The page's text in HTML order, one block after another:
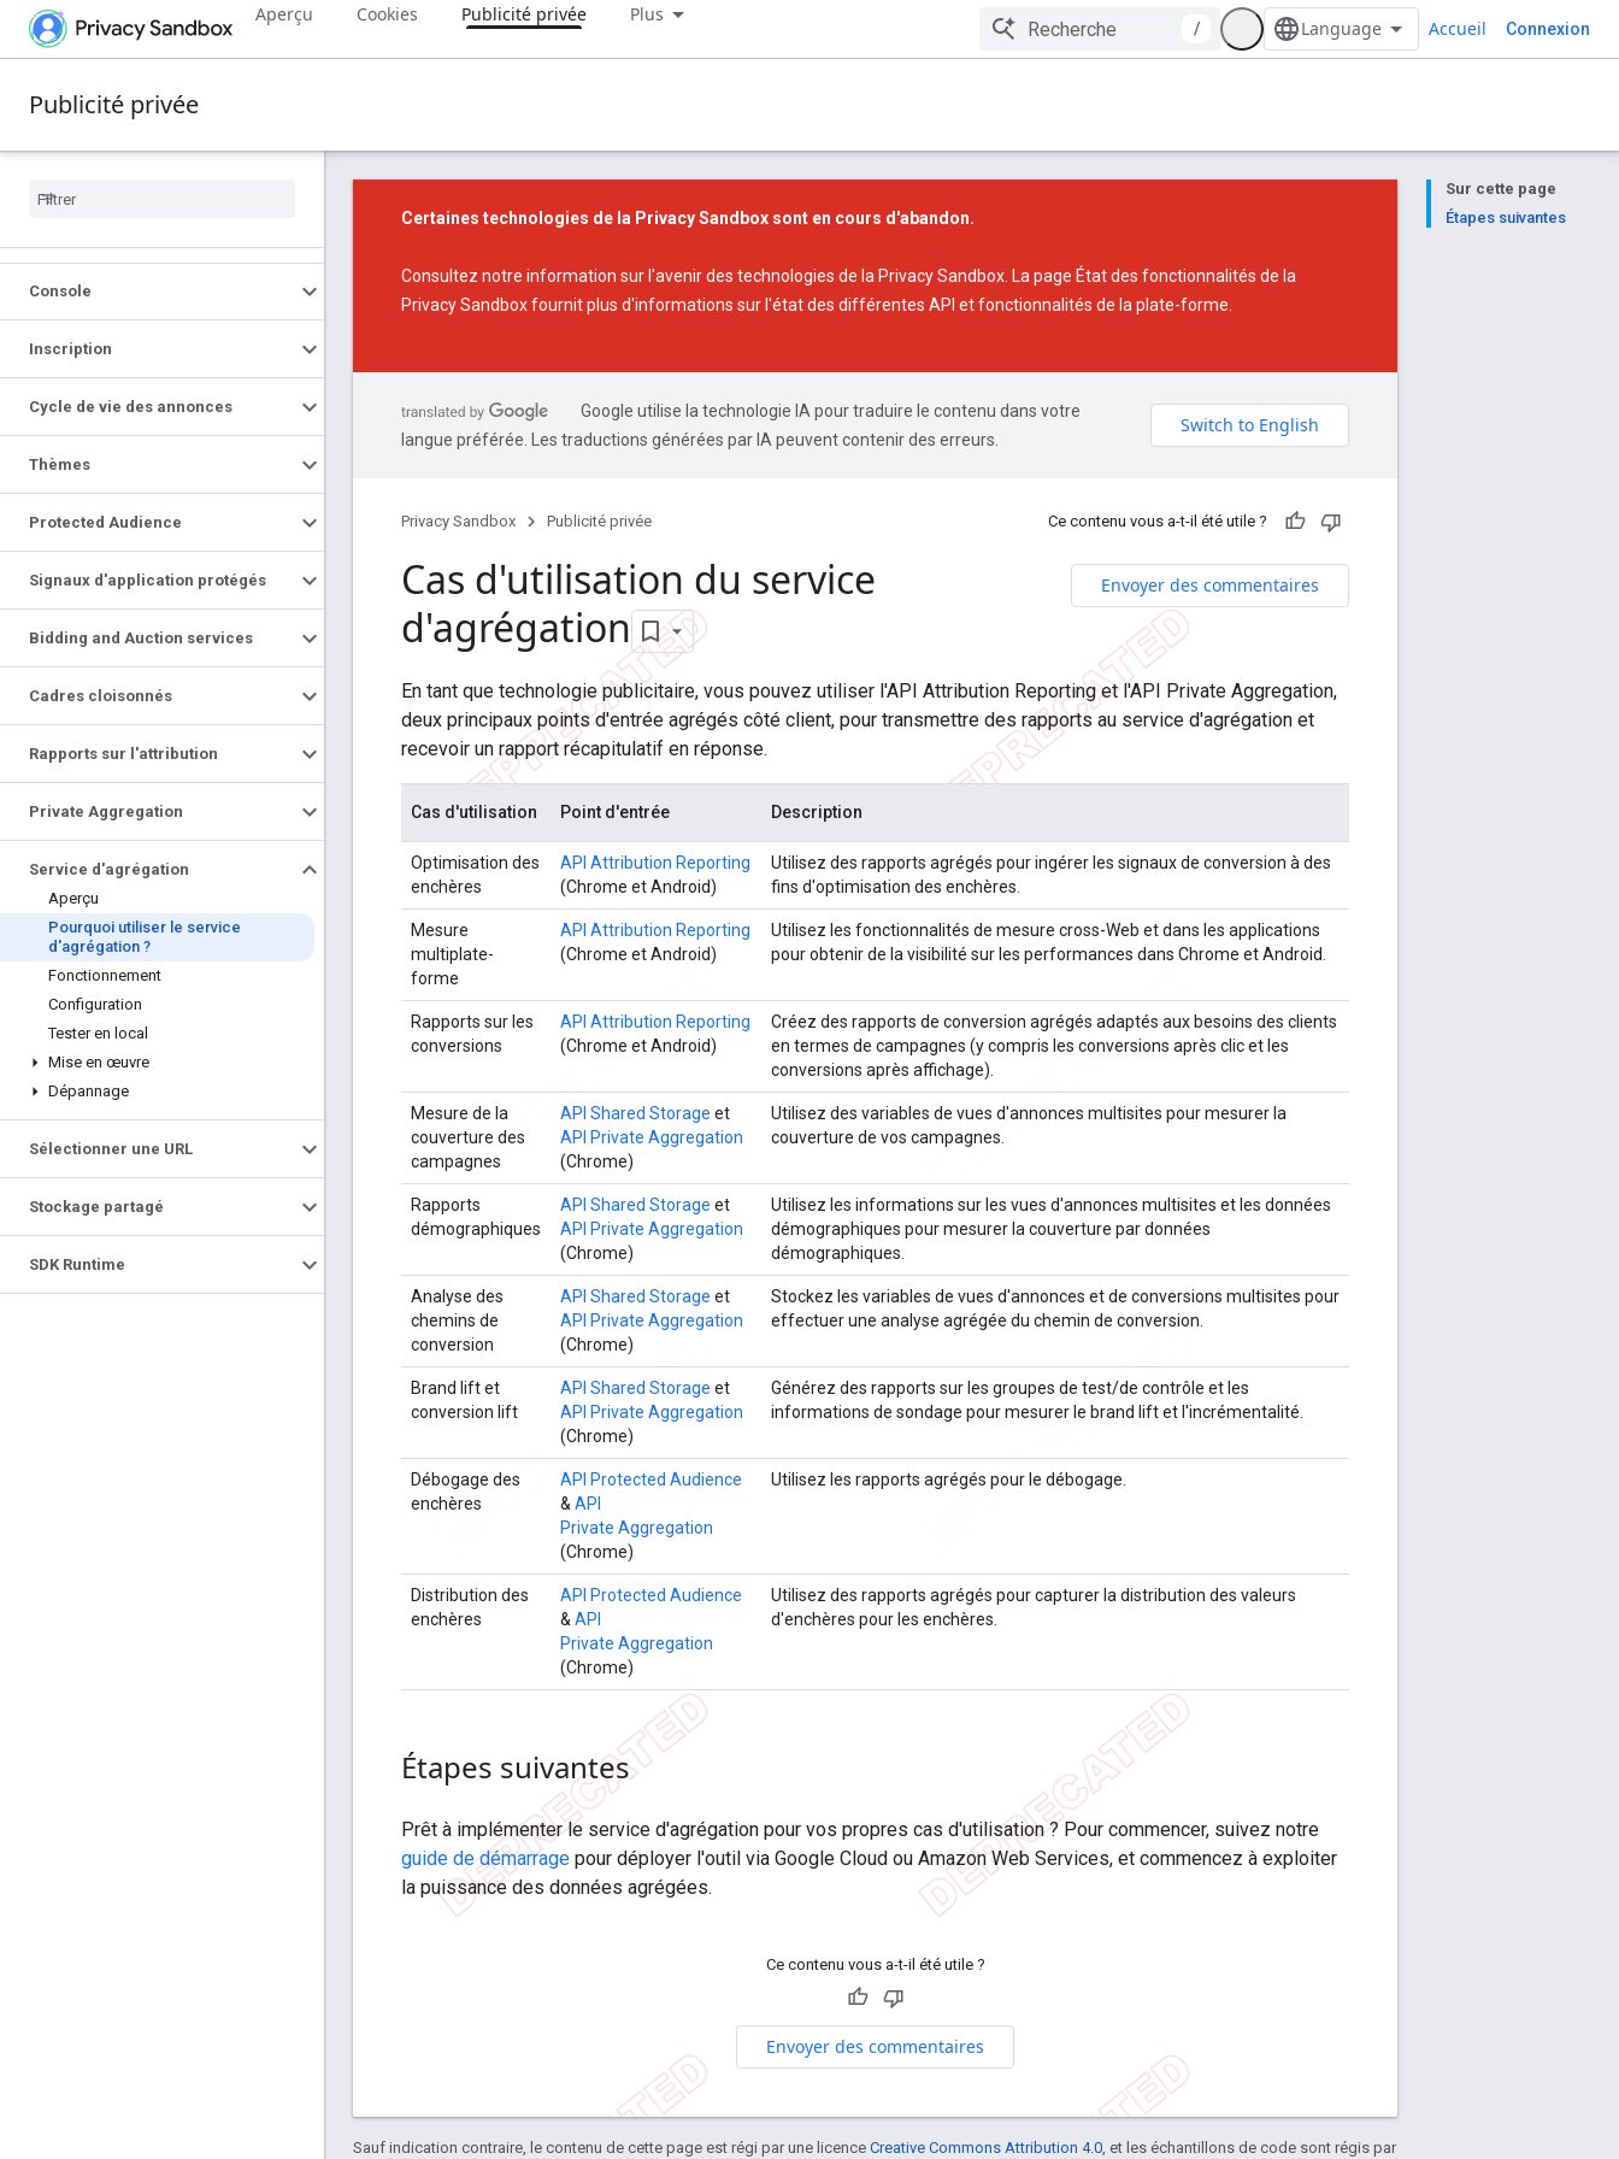
Aperçu Cookies Publicité privée Plus
/ Accueil Connexion
Publicité privée
Console
Inscription
Cycle de vie des annonces
Thèmes
Protected Audience
Signaux d'application protégés
Bidding and Auction services
Cadres cloisonnés
Rapports sur l'attribution
Private Aggregation
Service d'agrégation
Aperçu
Pourquoi utiliser le service
d'agrégation ?
Fonctionnement
Configuration
Tester en local
Mise en œuvre
Dépannage
Sélectionner une URL
Stockage partagé
SDK Runtime
Sur cette page
Étapes suivantes
Certaines technologies de la Privacy Sandbox sont en cours d'abandon.
Consultez notre information sur l'avenir des technologies de la Privacy Sandbox . La page État des fonctionnalités de la
Privacy Sandboxfournit plus d'informations sur l'état des différentes API et fonctionnalités de la plate-forme.
Google utilise la technologie IA pour traduire le contenu dans votre
langue préférée. Les traductions générées par IA peuvent contenir des erreurs.
Privacy Sandbox Publicité privée Ce contenu vous a-t-il été utile ?
Envoyer des commentaires
Cas d'utilisation du service
d'agrégation
En tant que technologie publicitaire, vous pouvez utiliser l'API Attribution Reporting et l'API Private Aggregation,
deux principaux points d'entrée agrégés côté client, pour transmettre des rapports au service d'agrégation et
recevoir un rapport récapitulatif en réponse.
Cas d'utilisation Point d'entrée Description
Optimisation des
enchères
API Attribution Reporting
(Chrome et Android)
Utilisez des rapports agrégés pour ingérer les signaux de conversion à des
fins d'optimisation des enchères.
Mesure
multiplate-
forme
API Attribution Reporting
(Chrome et Android)
Utilisez les fonctionnalités de mesure cross-Web et dans les applications
pour obtenir de la visibilité sur les performances dans Chrome et Android.
Rapports sur les
conversions
API Attribution Reporting
(Chrome et Android)
Créez des rapports de conversion agrégés adaptés aux besoins des clients
en termes de campagnes (y compris les conversions après clic et les
conversions après affichage).
Mesure de la
couverture des
campagnes
API Shared Storage et
API Private Aggregation
(Chrome)
Utilisez des variables de vues d'annonces multisites pour mesurer la
couverture de vos campagnes.
Rapports
démographiques
API Shared Storage et
API Private Aggregation
(Chrome)
Utilisez les informations sur les vues d'annonces multisites et les données
démographiques pour mesurer la couverture par données
démographiques.
Analyse des
chemins de
conversion
API Shared Storage et
API Private Aggregation
(Chrome)
Stockez les variables de vues d'annonces et de conversions multisites pour
effectuer une analyse agrégée du chemin de conversion.
Brand lift et
conversion lift
API Shared Storage et
API Private Aggregation
(Chrome)
Générez des rapports sur les groupes de test/de contrôle et les
informations de sondage pour mesurer le brand lift et l'incrémentalité.
Débogage des
enchères
API Protected Audience
&API
Private Aggregation
(Chrome)
Utilisez les rapports agrégés pour le débogage.
Distribution des
enchères
API Protected Audience
&API
Private Aggregation
(Chrome)
Utilisez des rapports agrégés pour capturer la distribution des valeurs
d'enchères pour les enchères.
Étapes suivantes
Prêt à implémenter le service d'agrégation pour vos propres cas d'utilisation ? Pour commencer, suivez notre
guide de démarrage pour déployer l'outil via Google Cloud ou Amazon Web Services, et commencez à exploiter
la puissance des données agrégées.
Ce contenu vous a-t-il été utile ?
Envoyer des commentaires
Sauf indication contraire, le contenu de cette page est régi par une licence Creative Commons Attribution 4.0, et les échantillons de code sont régis par